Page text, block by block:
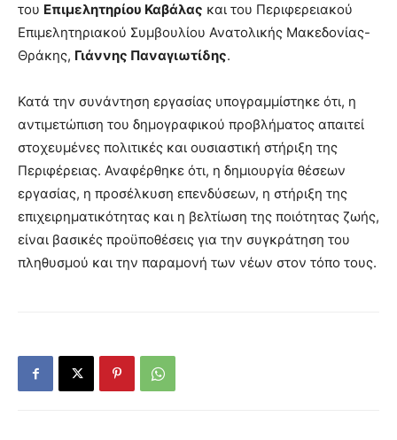
του Επιμελητηρίου Καβάλας και του Περιφερειακού
Επιμελητηριακού Συμβουλίου Ανατολικής Μακεδονίας-
Θράκης, Γιάννης Παναγιωτίδης.
Κατά την συνάντηση εργασίας υπογραμμίστηκε ότι, η
αντιμετώπιση του δημογραφικού προβλήματος απαιτεί
στοχευμένες πολιτικές και ουσιαστική στήριξη της
Περιφέρειας. Αναφέρθηκε ότι, η δημιουργία θέσεων
εργασίας, η προσέλκυση επενδύσεων, η στήριξη της
επιχειρηματικότητας και η βελτίωση της ποιότητας ζωής,
είναι βασικές προϋποθέσεις για την συγκράτηση του
πληθυσμού και την παραμονή των νέων στον τόπο τους.